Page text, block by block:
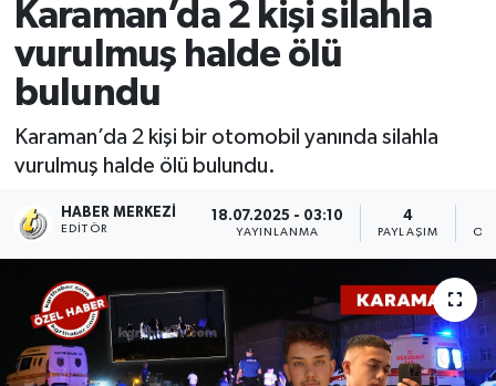
Karaman’da 2 kişi silahla
vurulmuş halde ölü
bulundu
Karaman’da 2 kişi bir otomobil yanında silahla
vurulmuş halde ölü bulundu.
HABER MERKEZI
EDITÖR
18.07.2025 - 03:10
YAYINLANMA
4
PAYLAŞIM
Vefat Edenler